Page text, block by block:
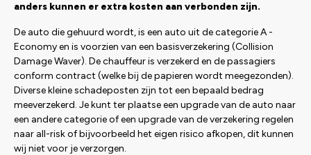
anders kunnen er extra kosten aan verbonden zijn.
De auto die gehuurd wordt, is een auto uit de categorie A -
Economy en is voorzien van een basisverzekering (Collision
Damage Waver). De chauffeur is verzekerd en de passagiers
conform contract (welke bij de papieren wordt meegezonden).
Diverse kleine schadeposten zijn tot een bepaald bedrag
meeverzekerd. Je kunt ter plaatse een upgrade van de auto naar
een andere categorie of een upgrade van de verzekering regelen
naar all-risk of bijvoorbeeld het eigen risico afkopen, dit kunnen
wij niet voor je verzorgen.